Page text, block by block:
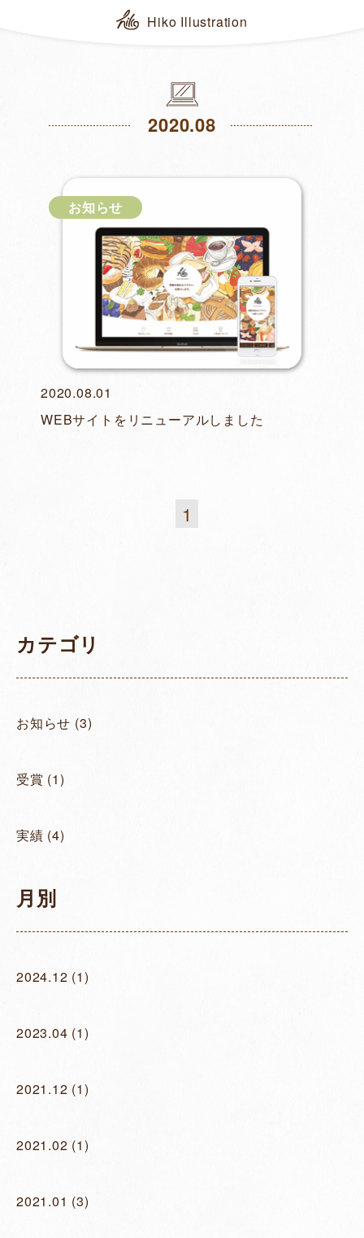
Hiko Illustration
2020.08
お知らせ
2020.08.01
WEBサイトをリニューアルしました
1
カテゴリ
お知らせ (3)
受賞 (1)
実績 (4)
月別
2024.12 (1)
2023.04 (1)
2021.12 (1)
2021.02 (1)
2021.01 (3)